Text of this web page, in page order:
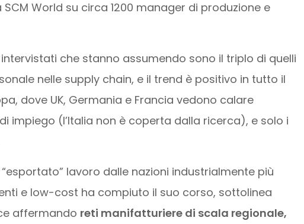
SCM World su circa 1200 manager di produzione e
intervistati che stanno assumendo sono il triplo di quelli
nelle supply chain, e il trend è positivo in tutto il
dove UK, Germania e Francia vedono calare
impiego (l’Italia non è coperta dalla ricerca), e solo i
lavoro dalle nazioni industrialmente più
e low-cost ha compiuto il suo corso, sottolinea
affermando reti manifatturiere di scala regionale,